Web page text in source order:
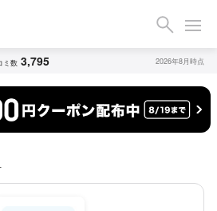
ミ数 3,795 2026年8月時点